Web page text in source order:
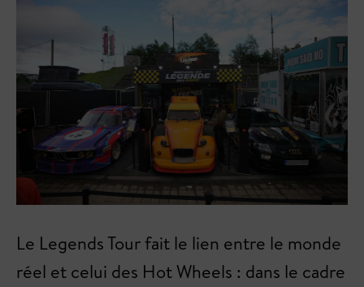
Le Legends Tour fait le lien entre le monde
réel et celui des Hot Wheels : dans le cadre